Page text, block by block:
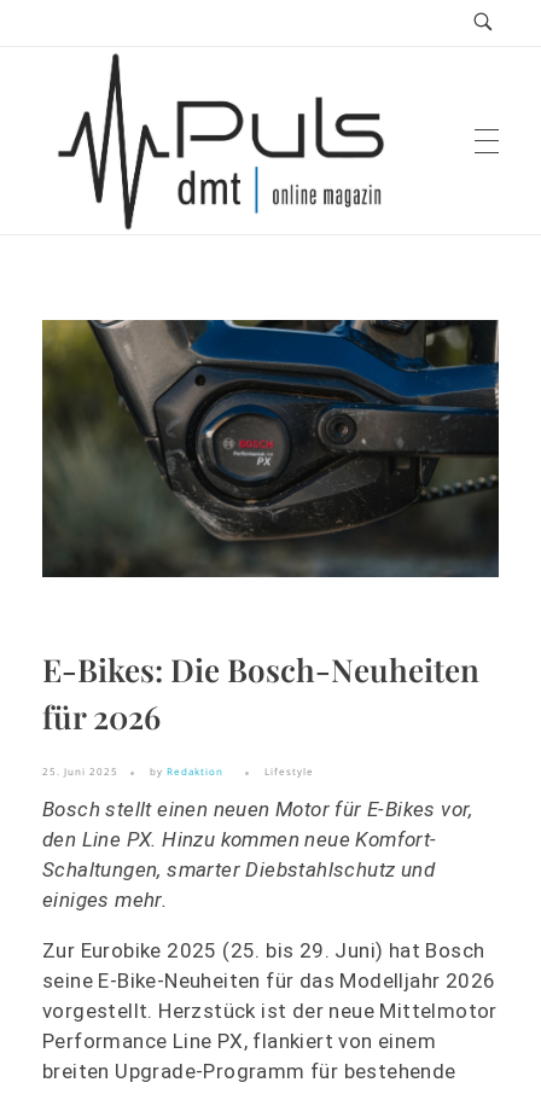
Puls Magazin
E-Bikes: Die Bosch-Neuheiten
für 2026
25. Juni 2025 by Redaktion Lifestyle
Bosch stellt einen neuen Motor für E-Bikes vor,
den Line PX. Hinzu kommen neue Komfort-
Schaltungen, smarter Diebstahlschutz und
einiges mehr.
Zur Eurobike 2025 (25. bis 29. Juni) hat Bosch
seine E-Bike-Neuheiten für das Modelljahr 2026
vorgestellt. Herzstück ist der neue Mittelmotor
Performance Line PX, flankiert von einem
breiten Upgrade-Programm für bestehende